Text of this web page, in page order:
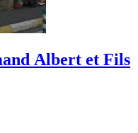
Albert et Fils